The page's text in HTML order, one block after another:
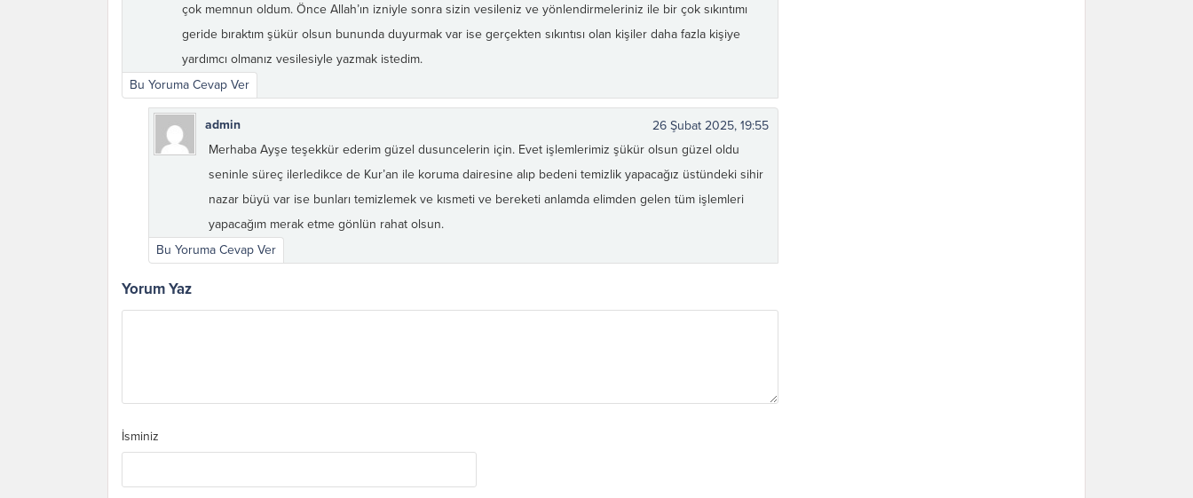
çok memnun oldum. Önce Allah’ın izniyle sonra sizin vesileniz ve yönlendirmeleriniz ile bir çok sıkıntımı
geride bıraktım şükür olsun bununda duyurmak var ise gerçekten sıkıntısı olan kişiler daha fazla kişiye
yardımcı olmanız vesilesiyle yazmak istedim.
Bu Yoruma Cevap Ver
admin
26 Şubat 2025, 19:55
Merhaba Ayşe teşekkür ederim güzel dusuncelerin için. Evet işlemlerimiz şükür olsun güzel oldu
seninle süreç ilerledikce de Kur’an ile koruma dairesine alıp bedeni temizlik yapacağız üstündeki sihir
nazar büyü var ise bunları temizlemek ve kısmeti ve bereketi anlamda elimden gelen tüm işlemleri
yapacağım merak etme gönlün rahat olsun.
Bu Yoruma Cevap Ver
Yorum Yaz
İsminiz